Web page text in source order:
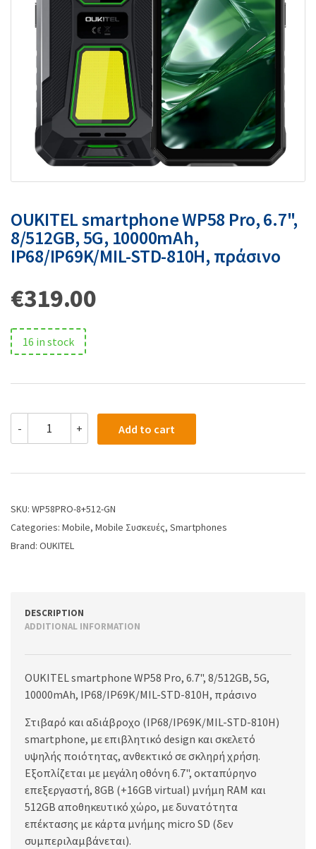
OUKITEL smartphone WP58 Pro, 6.7",
8/512GB, 5G, 10000mAh,
IP68/IP69K/MIL-STD-810H, πράσινο
€319.00
16 in stock
- + Add to cart
SKU: WP58PRO-8+512-GN
Categories: Mobile, Mobile Συσκευές, Smartphones
Brand: OUKITEL
DESCRIPTION
ADDITIONAL INFORMATION
OUKITEL smartphone WP58 Pro, 6.7", 8/512GB, 5G,
10000mAh, IP68/IP69K/MIL-STD-810H, πράσινο
Στιβαρό και αδιάβροχο (IP68/IP69K/MIL-STD-810H)
smartphone, με επιβλητικό design και σκελετό
υψηλής ποιότητας, ανθεκτικό σε σκληρή χρήση.
Εξοπλίζεται με μεγάλη οθόνη 6.7", οκταπύρηνο
επεξεργαστή, 8GB (+16GB virtual) μνήμη RAM και
512GB αποθηκευτικό χώρο, με δυνατότητα
επέκτασης με κάρτα μνήμης micro SD (δεν
συμπεριλαμβάνεται).